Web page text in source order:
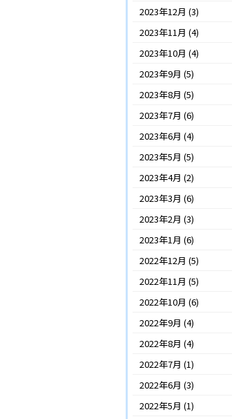
2023年12月 (3)
2023年11月 (4)
2023年10月 (4)
2023年9月 (5)
2023年8月 (5)
2023年7月 (6)
2023年6月 (4)
2023年5月 (5)
2023年4月 (2)
2023年3月 (6)
2023年2月 (3)
2023年1月 (6)
2022年12月 (5)
2022年11月 (5)
2022年10月 (6)
2022年9月 (4)
2022年8月 (4)
2022年7月 (1)
2022年6月 (3)
2022年5月 (1)